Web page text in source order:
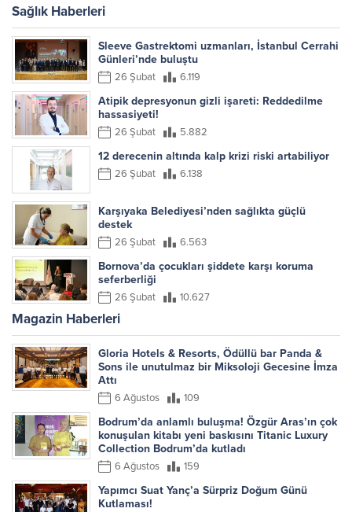
bankalarından biridir. Bireysel,
yönelik geniş ürün yelpazesi ve
şube ağı ile hizmet sunmaktadır.
Bu nedenle...
Sağlık Haberleri
Sleeve Gastrektomi uzmanları, İstanbul Cerrahi
Günleri’nde buluştu
26 Şubat 6.119
Atipik depresyonun gizli işareti: Reddedilme
hassasiyeti!
26 Şubat 5.882
12 derecenin altında kalp krizi riski artabiliyor
26 Şubat 6.138
Karşıyaka Belediyesi’nden sağlıkta güçlü
destek
26 Şubat 6.563
Bornova’da çocukları şiddete karşı koruma
seferberliği
26 Şubat 10.627
Magazin Haberleri
Gloria Hotels & Resorts, Ödüllü bar Panda &
Sons ile unutulmaz bir Miksoloji Gecesine İmza
Attı
6 Ağustos 109
Bodrum’da anlamlı buluşma! Özgür Aras’ın çok
konuşulan kitabı yeni baskısını Titanic Luxury
Collection Bodrum’da kutladı
6 Ağustos 159
Yapımcı Suat Yanç’a Sürpriz Doğum Günü
Kutlaması!